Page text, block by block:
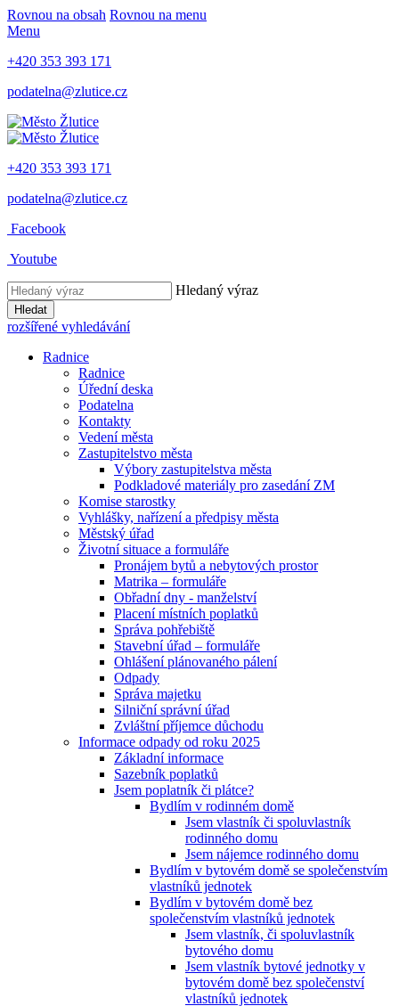
Rovnou na obsah Rovnou na menu
Menu
+420 353 393 171
podatelna@zlutice.cz
+420 353 393 171
podatelna@zlutice.cz
Facebook
Youtube
Hledaný výraz
Hledat
rozšířené vyhledávání
Radnice
Radnice
Úřední deska
Podatelna
Kontakty
Vedení města
Zastupitelstvo města
Výbory zastupitelstva města
Podkladové materiály pro zasedání ZM
Komise starostky
Vyhlášky, nařízení a předpisy města
Městský úřad
Životní situace a formuláře
Pronájem bytů a nebytových prostor
Matrika – formuláře
Obřadní dny - manželství
Placení místních poplatků
Správa pohřebiště
Stavební úřad – formuláře
Ohlášení plánovaného pálení
Odpady
Správa majetku
Silniční správní úřad
Zvláštní příjemce důchodu
Informace odpady od roku 2025
Základní informace
Sazebník poplatků
Jsem poplatník či plátce?
Bydlím v rodinném domě
Jsem vlastník či spoluvlastník
rodinného domu
Jsem nájemce rodinného domu
Bydlím v bytovém domě se společenstvím
vlastníků jednotek
Bydlím v bytovém domě bez
společenstvím vlastníků jednotek
Jsem vlastník, či spoluvlastník
bytového domu
Jsem vlastník bytové jednotky v
bytovém domě bez společenství
vlastníků jednotek